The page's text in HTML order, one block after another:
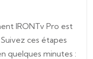
IRONTv Pro est
ces étapes
quelques minutes :